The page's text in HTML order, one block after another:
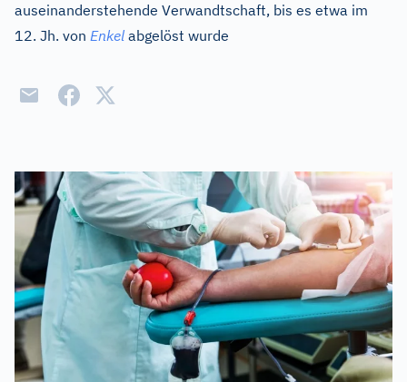
auseinanderstehende Verwandtschaft, bis es etwa im
12. Jh. von Enkel abgelöst wurde